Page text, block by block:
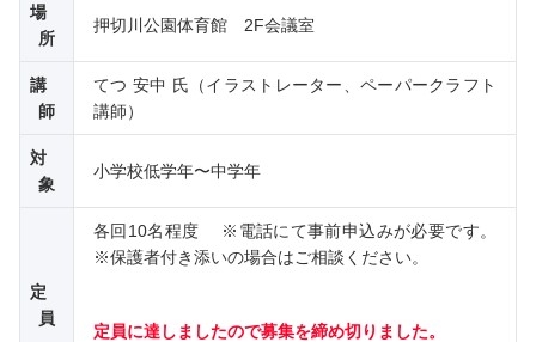
場
所
押切川公園体育館 2F会議室
講
師
てつ 安中 氏（イラストレーター、ペーパークラフト
講師）
対
象
小学校低学年〜中学年
定
員
各回10名程度 ※電話にて事前申込みが必要です。
※保護者付き添いの場合はご相談ください。
定員に達しましたので募集を締め切りました。